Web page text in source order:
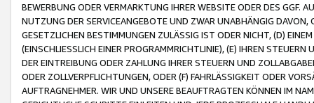
BEWERBUNG ODER VERMARKTUNG IHRER WEBSITE ODER DES GGF.
NUTZUNG DER SERVICEANGEBOTE UND ZWAR UNABHÄNGIG
GESETZLICHEN BESTIMMUNGEN ZULÄSSIG IST ODER NICHT, (D)
(EINSCHLIESSLICH EINER PROGRAMMRICHTLINIE), (E) IHREN
DER EINTREIBUNG ODER ZAHLUNG IHRER STEUERN UND
ODER ZOLLVERPFLICHTUNGEN, ODER (F) FAHRLÄSSIGKEIT ODER
AUFTRAGNEHMER. WIR UND UNSERE BEAUFTRAGTEN KÖNNEN IM